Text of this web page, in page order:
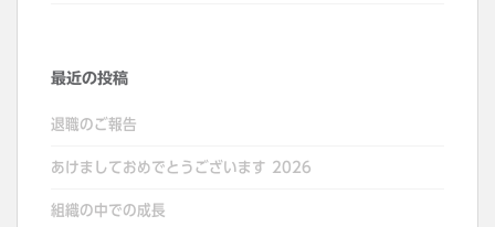
最近の投稿
退職のご報告
あけましておめでとうございます 2026
組織の中での成長